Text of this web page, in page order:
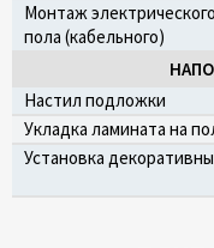
Монтаж
пола (кабельного)
Настил подложки
Укладка ламината на
Установка